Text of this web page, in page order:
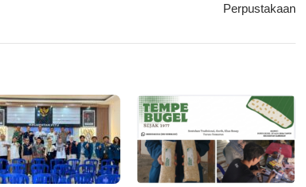
Perpustakaan